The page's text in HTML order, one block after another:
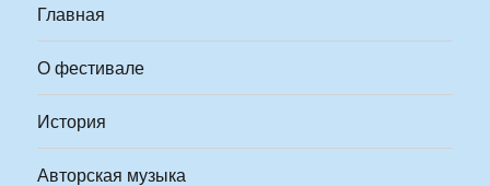
Главная
О фестивале
История
Авторская музыка